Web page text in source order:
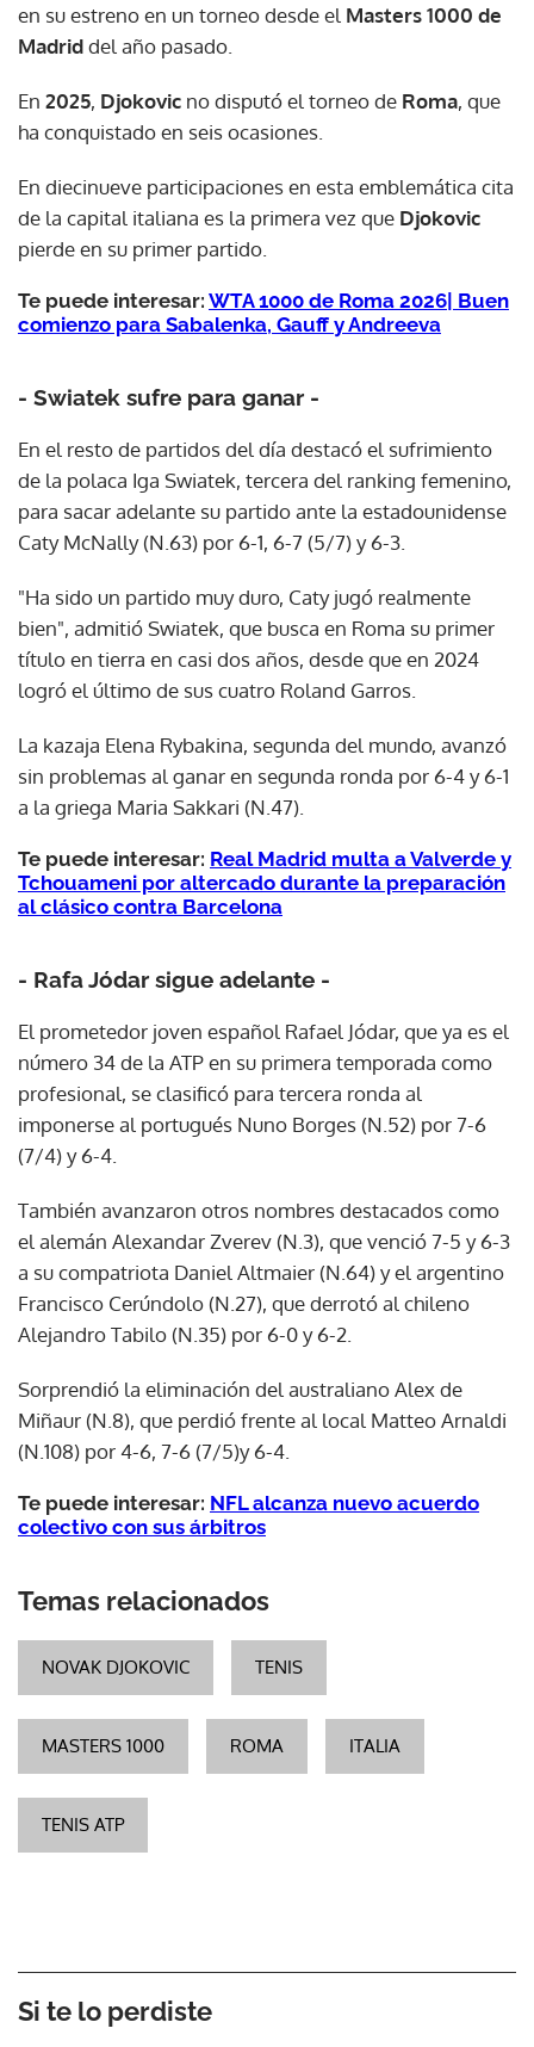
en su estreno en un torneo desde el Masters 1000 de
Madriddel año pasado.
En 2025, Djokovic no disputó el torneo de Roma, que
ha conquistado en seis ocasiones.
En diecinueve participaciones en esta emblemática cita
de la capital italiana es la primera vez que Djokovic
pierde en su primer partido.
Te puede interesar: WTA 1000 de Roma 2026| Buen
comienzo para Sabalenka, Gauff y Andreeva
- Swiatek sufre para ganar -
En el resto de partidos del día destacó el sufrimiento
de la polaca Iga Swiatek, tercera del ranking femenino,
para sacar adelante su partido ante la estadounidense
Caty McNally (N.63) por 6-1, 6-7 (5/7) y 6-3.
"Ha sido un partido muy duro, Caty jugó realmente
bien", admitió Swiatek, que busca en Roma su primer
título en tierra en casi dos años, desde que en 2024
logró el último de sus cuatro Roland Garros.
La kazaja Elena Rybakina, segunda del mundo, avanzó
sin problemas al ganar en segunda ronda por 6-4 y 6-1
a la griega Maria Sakkari (N.47).
Te puede interesar: Real Madrid multa a Valverde y
Tchouameni por altercado durante la preparación
al clásico contra Barcelona
- Rafa Jódar sigue adelante -
El prometedor joven español Rafael Jódar, que ya es el
número 34 de la ATP en su primera temporada como
profesional, se clasificó para tercera ronda al
imponerse al portugués Nuno Borges (N.52) por 7-6
(7/4) y 6-4.
También avanzaron otros nombres destacados como
el alemán Alexandar Zverev (N.3), que venció 7-5 y 6-3
a su compatriota Daniel Altmaier (N.64) y el argentino
Francisco Cerúndolo (N.27), que derrotó al chileno
Alejandro Tabilo (N.35) por 6-0 y 6-2.
Sorprendió la eliminación del australiano Alex de
Miñaur (N.8), que perdió frente al local Matteo Arnaldi
(N.108) por 4-6, 7-6 (7/5)y 6-4.
Te puede interesar: NFL alcanza nuevo acuerdo
colectivo con sus árbitros
Temas relacionados
NOVAK DJOKOVIC TENIS
MASTERS 1000 ROMA ITALIA
TENIS ATP
Si te lo perdiste